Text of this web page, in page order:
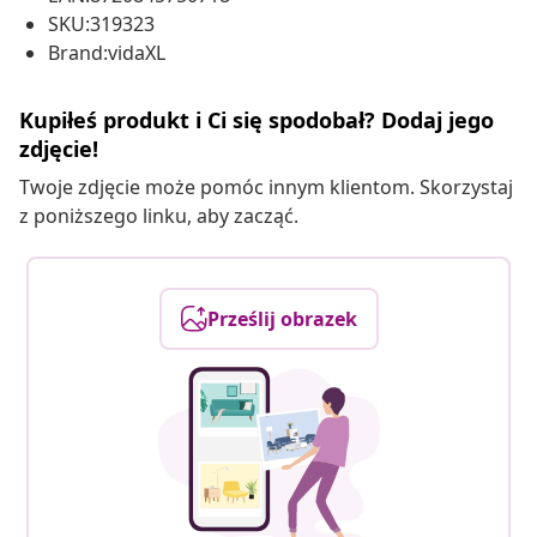
SKU:319323
Brand:vidaXL
Kupiłeś produkt i Ci się spodobał? Dodaj jego
zdjęcie!
Twoje zdjęcie może pomóc innym klientom. Skorzystaj
z poniższego linku, aby zacząć.
Prześlij obrazek